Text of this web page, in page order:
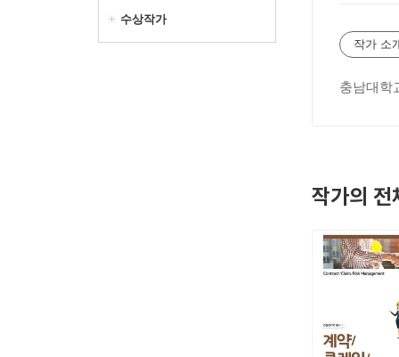
수상작가
작가 소
충남대학
작가의 전